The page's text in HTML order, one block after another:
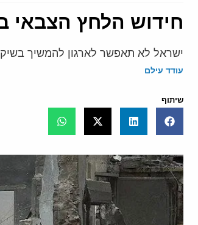
חידוש הלחץ הצבאי
ישראל לא תאפשר לארגון להמשיך
עודד עילם
שיתוף